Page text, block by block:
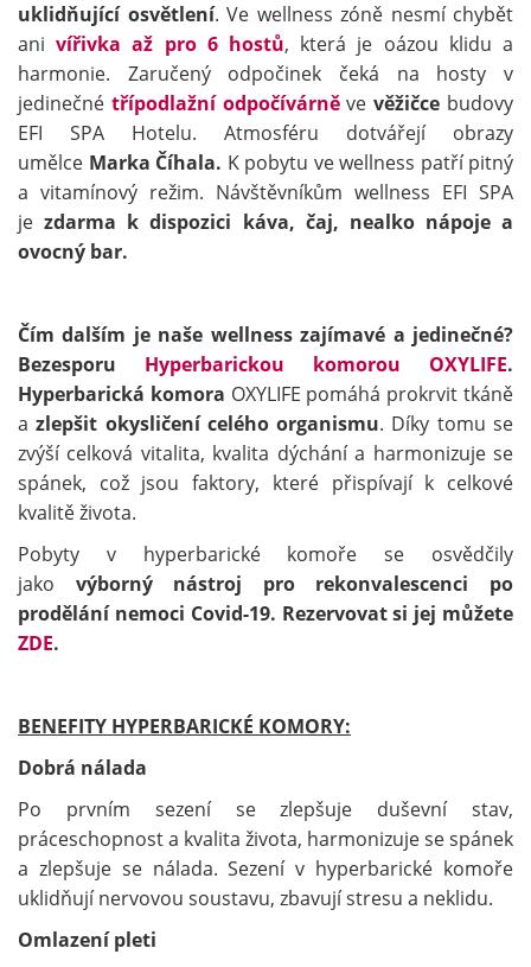
uklidňující osvětlení. Ve wellness zóně nesmí chybět
anivířivka až pro 6 hostů, která je oázou klidu a
harmonie. Zaručený odpočinek čeká na hosty v
jedinečné třípodlažní odpočívárněvevěžičce budovy
EFI SPA Hotelu. Atmosféru dotvářejí obrazy
umělce Marka Číhala. K pobytu ve wellness patří pitný
a vitamínový režim. Návštěvníkům wellness EFI SPA
jezdarma k dispozici káva, čaj, nealko nápoje a
ovocný bar.
Čím dalším je naše wellness zajímavé a jedinečné?
Bezesporu Hyperbarickou komorou OXYLIFE.
Hyperbarická komora OXYLIFE pomáhá prokrvit tkáně
azlepšit okysličení celého organismu. Díky tomu se
zvýší celková vitalita, kvalita dýchání a harmonizuje se
spánek, což jsou faktory, které přispívají k celkové
kvalitě života.
Pobyty v hyperbarické komoře se osvědčily
jako výborný nástroj pro rekonvalescenci po
prodělání nemoci Covid-19. Rezervovat si jej můžete
ZDE.
BENEFITY HYPERBARICKÉ KOMORY:
Dobrá nálada
Po prvním sezení se zlepšuje duševní stav,
práceschopnost a kvalita života, harmonizuje se spánek
a zlepšuje se nálada. Sezení v hyperbarické komoře
uklidňují nervovou soustavu, zbavují stresu a neklidu.
Omlazení pleti